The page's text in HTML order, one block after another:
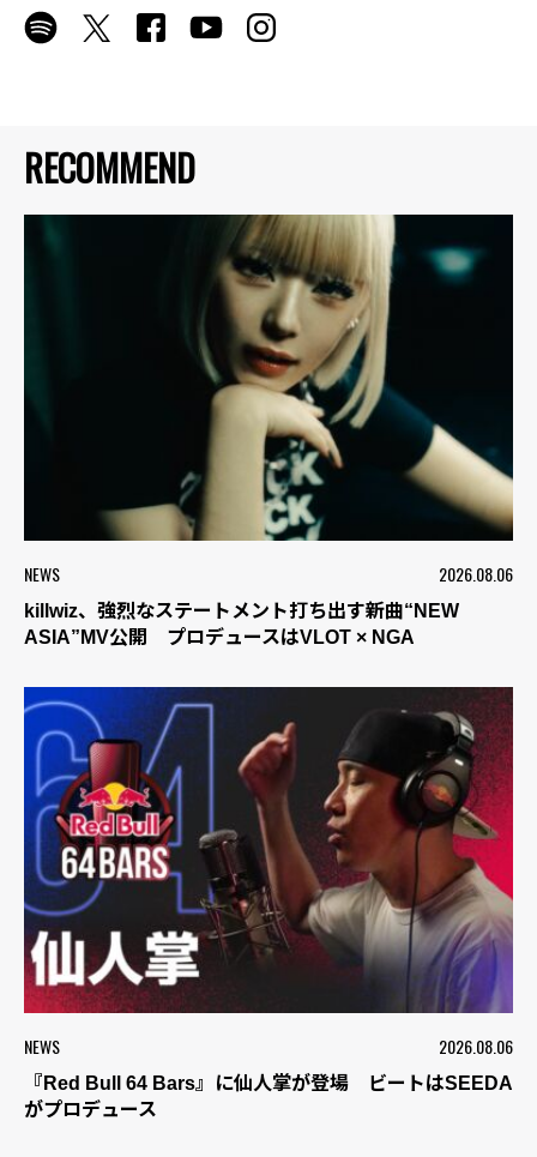
RECOMMEND
NEWS 2026.08.06
killwiz、強烈なステートメント打ち出す新曲“NEW
ASIA”MV公開 プロデュースはVLOT × NGA
NEWS 2026.08.06
『Red Bull 64 Bars』に仙人掌が登場 ビートはSEEDA
がプロデュース